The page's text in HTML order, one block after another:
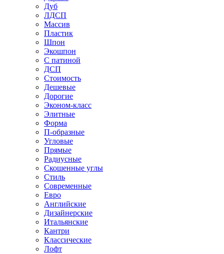
Дуб
ЛДСП
Массив
Пластик
Шпон
Экошпон
С патиной
ДСП
Стоимость
Дешевые
Дорогие
Эконом-класс
Элитные
Форма
П-образные
Угловые
Прямые
Радиусные
Скошенные углы
Стиль
Современные
Евро
Английские
Дизайнерские
Итальянские
Кантри
Классические
Лофт